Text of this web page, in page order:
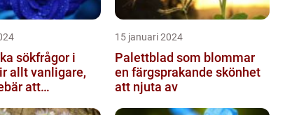
sökfrågor i
allt vanligare,
att
15 januari 2024
Palettblad som blommar
en färgsprakande skönhet
att njuta av